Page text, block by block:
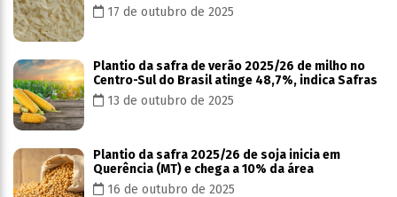
17 de outubro de 2025
Plantio da safra de verão 2025/26 de milho no
Centro-Sul do Brasil atinge 48,7%, indica Safras
13 de outubro de 2025
Plantio da safra 2025/26 de soja inicia em
Querência (MT) e chega a 10% da área
16 de outubro de 2025